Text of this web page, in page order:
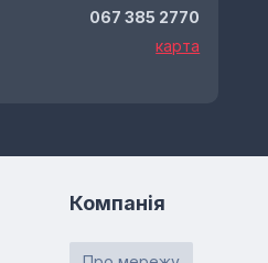
067 385 2770
карта
Компанія